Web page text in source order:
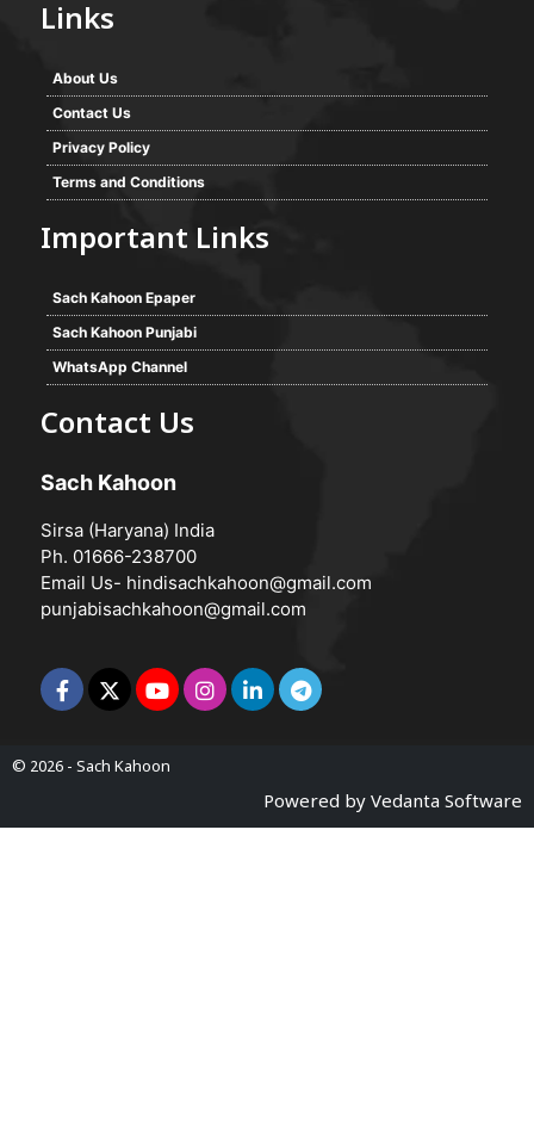
Links
About Us
Contact Us
Privacy Policy
Terms and Conditions
Important Links
Sach Kahoon Epaper
Sach Kahoon Punjabi
WhatsApp Channel
Contact Us
Sach Kahoon
Sirsa (Haryana) India
Ph. 01666-238700
Email Us- hindisachkahoon@gmail.com
punjabisachkahoon@gmail.com
© 2026 - Sach Kahoon
Powered by Vedanta Software